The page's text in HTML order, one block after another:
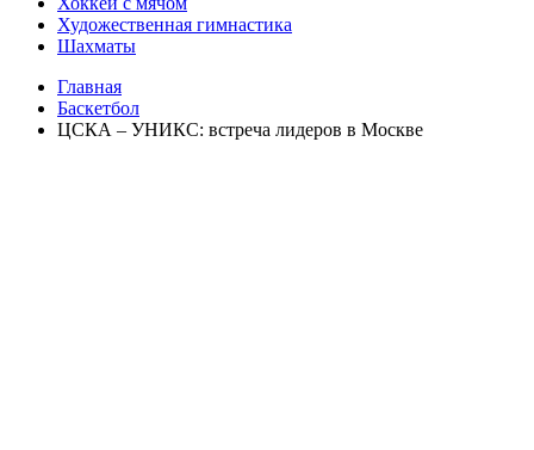
Художественная гимнастика
Шахматы
Главная
Баскетбол
ЦСКА – УНИКС: встреча лидеров в Москве